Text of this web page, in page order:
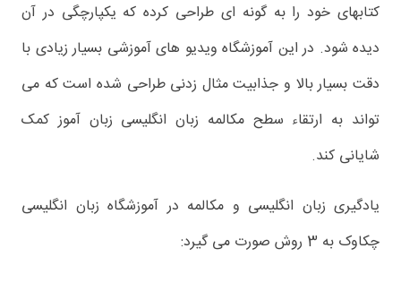
کتابهای خود را به گونه ای طراحی کرده که یکپارچگی در آن
دیده شود. در این آموزشگاه ویدیو های آموزشی بسیار زیادی با
دقت بسیار بالا و جذابیت مثال زدنی طراحی شده است که می
تواند به ارتقاء سطح مکالمه زبان انگلیسی زبان آموز کمک
شایانی کند.
یادگیری زبان انگلیسی و مکالمه در آموزشگاه زبان انگلیسی
چکاوک به 3 روش صورت می گیرد: